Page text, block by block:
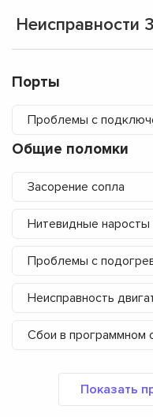
Неисправности
Порты
Проблемы с
Общие поломки
Засорение сопла
Нитевидные
Проблемы с
Неисправность
Сбои в программном